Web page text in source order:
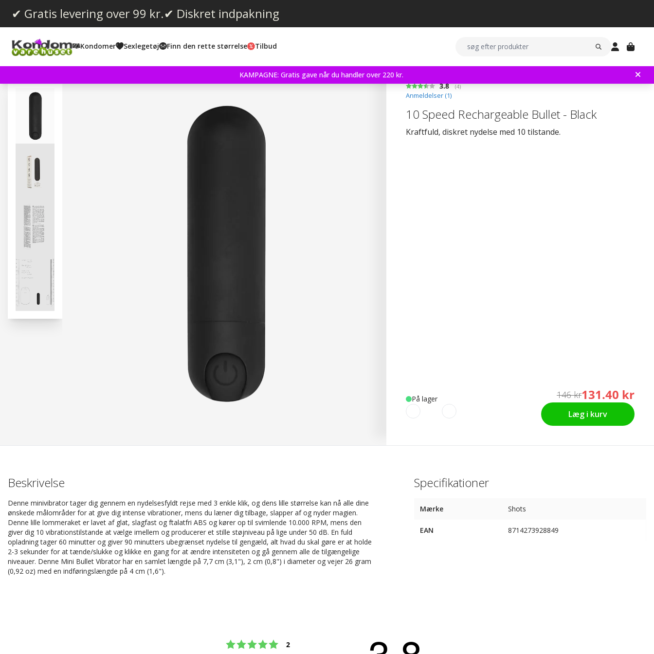
✔ Gratis levering over 99 kr.✔ Diskret indpakning
Kondomer Sexlegetøj Finn den rette størrelse Tilbud
KAMPAGNE: Gratis gave når du handler over 220 kr.
Gennemsnitlig vurdering:
3.8 (stemmer:
4)
Anmeldelser (1)
10 Speed Rechargeable Bullet - Black
Kraftfuld, diskret nydelse med 10 tilstande.
På lager 146 kr131.40 kr
Læg i kurv
Beskrivelse
Denne minivibrator tager dig gennem en nydelsesfyldt rejse med 3 enkle klik, og dens lille størrelse kan nå alle dine
ønskede målområder for at give dig intense vibrationer, mens du læner dig tilbage, slapper af og nyder magien.
Denne lille lommeraket er lavet af glat, slagfast og ftalatfri ABS og kører op til svimlende 10.000 RPM, mens den
giver dig 10 vibrationstilstande at vælge imellem og producerer et stille støjniveau på lige under 50 dB. En fuld
opladning tager 60 minutter og giver 90 minutters ubegrænset nydelse til gengæld, alt hvad du skal gøre er at holde
2-3 sekunder for at tænde/slukke og klikke en gang for at ændre intensiteten og gå gennem alle de tilgængelige
niveauer. Denne Mini Bullet Vibrator har en samlet længde på 7,7 cm (3,1"), 2 cm (0,8") i diameter og vejer 26 gram
(0,92 oz) med en indføringslængde på 4 cm (1,6").
Specifikationer
Mærke Shots
EAN 8714273928849
Vurdering:5 ud af 5 stjerner
2